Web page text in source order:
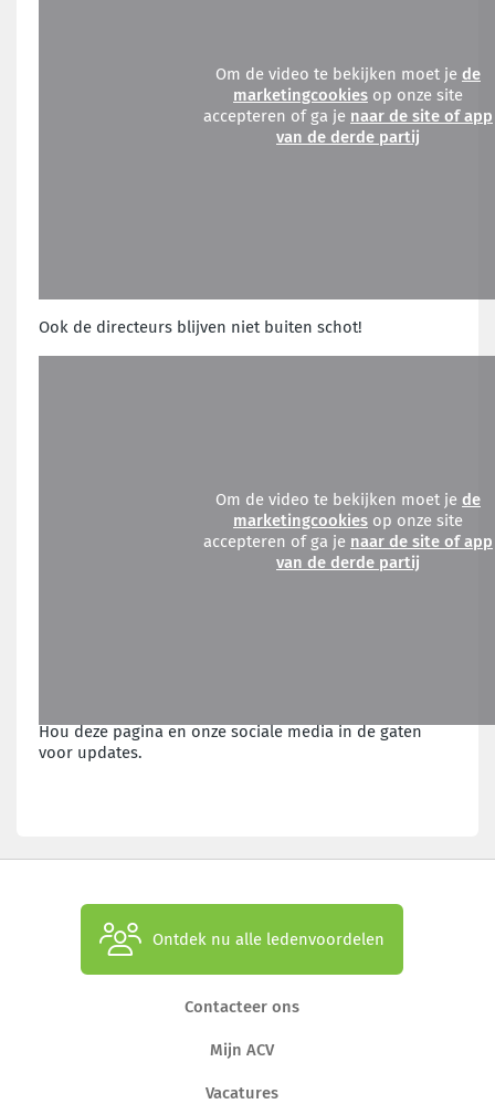
Om de video te bekijken moet je de
marketingcookies op onze site
accepteren of ga je naar de site of app
van de derde partij
Ook de directeurs blijven niet buiten schot!
Om de video te bekijken moet je de
marketingcookies op onze site
accepteren of ga je naar de site of app
van de derde partij
Hou deze pagina en onze sociale media in de gaten
voor updates.
Ontdek nu alle ledenvoordelen
Contacteer ons
Mijn ACV
Vacatures